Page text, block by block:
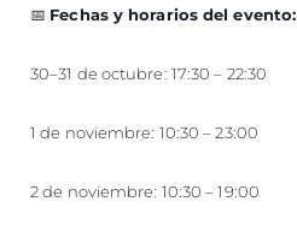
📅 Fechas y horarios del evento:
30–31 de octubre: 17:30 – 22:30
1 de noviembre: 10:30 – 23:00
2 de noviembre: 10:30 – 19:00